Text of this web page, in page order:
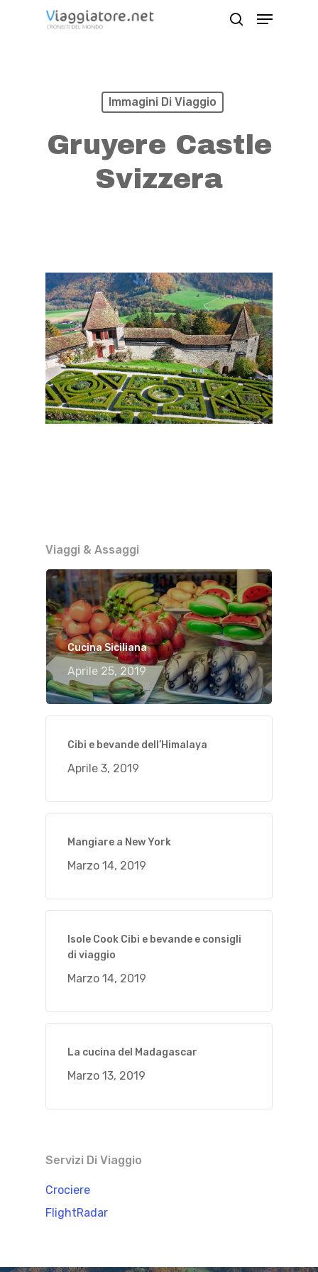
Menu
Immagini Di Viaggio
Gruyere Castle
Svizzera
Viaggi & Assaggi
Cucina Siciliana
Aprile 25, 2019
Cibi e bevande dell’Himalaya
Aprile 3, 2019
Mangiare a New York
Marzo 14, 2019
Isole Cook Cibi e bevande e consigli
di viaggio
Marzo 14, 2019
La cucina del Madagascar
Marzo 13, 2019
Servizi Di Viaggio
Crociere
FlightRadar